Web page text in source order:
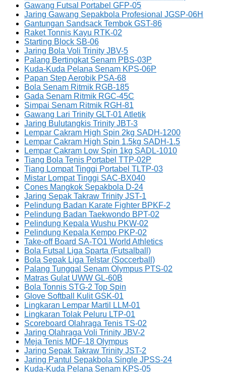
Gawang Futsal Portabel GFP-05
Jaring Gawang Sepakbola Profesional JGSP-06H
Gantungan Sandsack Tembok GST-86
Raket Tonnis Kayu RTK-02
Starting Block SB-06
Jaring Bola Voli Trinity JBV-5
Palang Bertingkat Senam PBS-03P
Kuda-Kuda Pelana Senam KPS-06P
Papan Step Aerobik PSA-68
Bola Senam Ritmik RGB-185
Gada Senam Ritmik RGC-45C
Simpai Senam Ritmik RGH-81
Gawang Lari Trinity GLT-01 Atletik
Jaring Bulutangkis Trinity JBT-3
Lempar Cakram High Spin 2kg SADH-1200
Lempar Cakram High Spin 1.5kg SADH-1.5
Lempar Cakram Low Spin 1kg SADL-1010
Tiang Bola Tenis Portabel TTP-02P
Tiang Lompat Tinggi Portabel TLTP-03
Mistar Lompat Tinggi SAC-BX040
Cones Mangkok Sepakbola D-24
Jaring Sepak Takraw Trinity JST-1
Pelindung Badan Karate Fighter BPKF-2
Pelindung Badan Taekwondo BPT-02
Pelindung Kepala Wushu PKW-02
Pelindung Kepala Kempo PKP-02
Take-off Board SA-TO1 World Athletics
Bola Futsal Liga Sparta (Futsalball)
Bola Sepak Liga Telstar (Soccerball)
Palang Tunggal Senam Olympus PTS-02
Matras Gulat UWW GL-60B
Bola Tonnis STG-2 Top Spin
Glove Softball Kulit GSK-01
Lingkaran Lempar Martil LLM-01
Lingkaran Tolak Peluru LTP-01
Scoreboard Olahraga Tenis TS-02
Jaring Olahraga Voli Trinity JBV-2
Meja Tenis MDF-18 Olympus
Jaring Sepak Takraw Trinity JST-2
Jaring Pantul Sepakbola Single JPSS-24
Kuda-Kuda Pelana Senam KPS-05